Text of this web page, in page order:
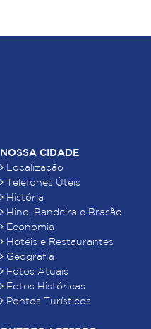
NOSSA CIDADE
Localização
Telefones Úteis
História
Hino, Bandeira e Brasão
Economia
Hotéis e Restaurantes
Geografia
Fotos Atuais
Fotos Históricas
Pontos Turísticos